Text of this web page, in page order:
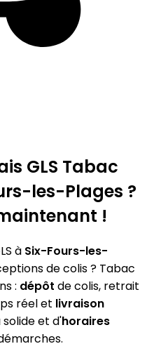
GLS Tabac
les-Plages ?
!
à Six-Fours-les-
de colis ? Tabac
: dépôt de colis, retrait
réel et livraison
solide et d'horaires